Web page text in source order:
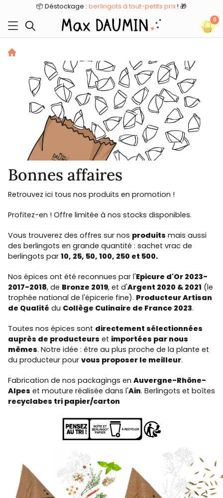
📦 Déstockage : berlingots à tout-petits prix! 🎁
0
Bonnes affaires
Retrouvez ici tous nos produits en promotion !
Profitez-en ! Offre limitée à nos stocks disponibles.
Vous trouverez des offres sur nos produits mais aussi
des berlingots en grande quantité : sachet vrac de
berlingots par 10, 25, 50, 100, 250 et 500.
Nos épices ont été reconnues par l'Epicure d'Or 2023-
2017-2018, de Bronze 2019, et d'Argent 2020 & 2021 (le
trophée national de l'épicerie fine). Producteur Artisan
de Qualité du Collège Culinaire de France 2023.
Toutes nos épices sont directement sélectionnées
auprès de producteurs et importées par nous
mêmes. Notre idée : être au plus proche de la plante et
du producteur pour vous proposer le meilleur.
Fabrication de nos packagings en Auvergne-Rhône-
Alpes et mouture réalisée dans l'Ain. Berlingots et boîtes
recyclabes tri papier/carton